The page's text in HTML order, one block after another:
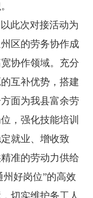
此次对接活动为
区的劳务协作成
协作领域。充分
互补优势，搭建
面为我县富余劳
，强化技能培训
就业、增收致
准的劳动力供给
州好岗位”的高效